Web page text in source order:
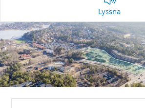
Lyssna